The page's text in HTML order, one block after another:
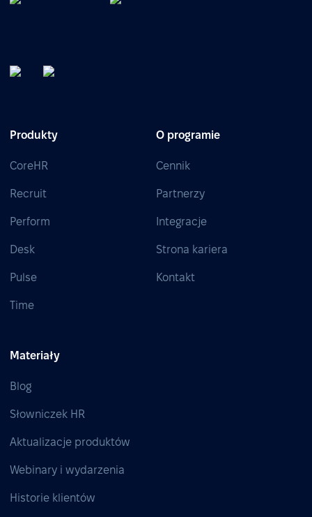
Produkty
CoreHR
Recruit
Perform
Desk
Pulse
Time
O programie
Cennik
Partnerzy
Integracje
Strona kariera
Kontakt
Materiały
Blog
Słowniczek HR
Aktualizacje produktów
Webinary i wydarzenia
Historie klientów